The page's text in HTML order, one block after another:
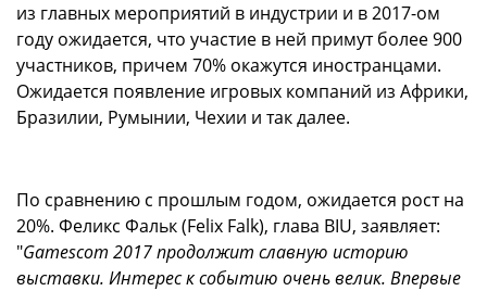
из главных мероприятий в индустрии и в 2017-ом
году ожидается, что участие в ней примут более 900
участников, причем 70% окажутся иностранцами.
Ожидается появление игровых компаний из Африки,
Бразилии, Румынии, Чехии и так далее.
По сравнению с прошлым годом, ожидается рост на
20%. Феликс Фальк (Felix Falk), глава BIU, заявляет:
"Gamescom 2017 продолжит славную историю
выставки. Интерес к событию очень велик. Впервые